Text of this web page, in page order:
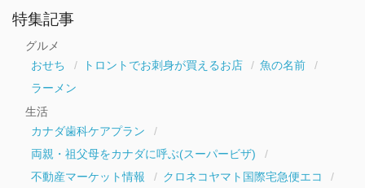
ー
カ
特集記事
グルメ
おせち
トロントでお刺身が買えるお店
魚の名前
ラーメン
生活
カナダ歯科ケアプラン
両親・祖父母をカナダに呼ぶ(スーパービザ)
不動産マーケット情報
クロネコヤマト国際宅急便エコ